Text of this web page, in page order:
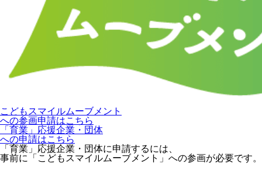
こどもスマイルムーブメント
への参画申請はこちら
「育業」応援企業・団体
への申請はこちら
「育業」応援企業・団体に申請するには、
事前に「こどもスマイルムーブメント」への参画が必要です。